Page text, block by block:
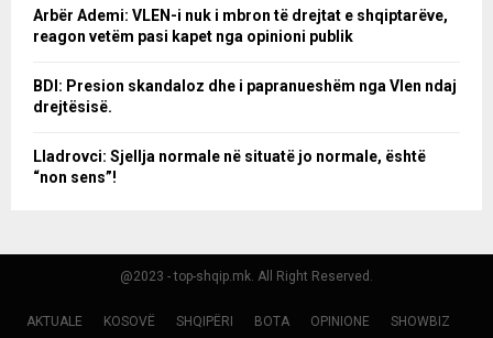
Arbër Ademi: VLEN-i nuk i mbron të drejtat e shqiptarëve,
reagon vetëm pasi kapet nga opinioni publik
BDI: Presion skandaloz dhe i papranueshëm nga Vlen ndaj
drejtësisë.
Lladrovci: Sjellja normale në situatë jo normale, është
“non sens”!
@2023 - top-shqip.mk. All Right Reserved.
AKTUALE KOSOVË SHQIPËRI BOTA OPINIONE SHOWBIZ